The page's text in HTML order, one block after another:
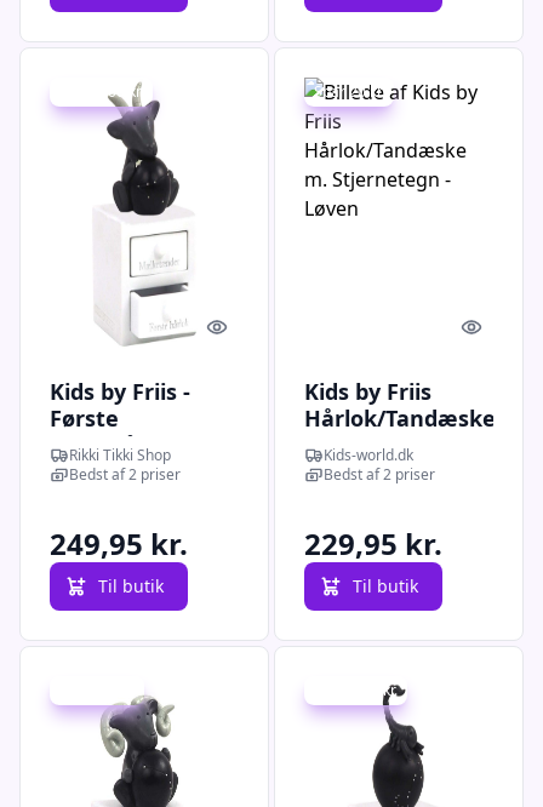
Spar -100 kr.
Quick look
Kids by Friis -
Første
tand/hårlok,
stenbukken
Rikki Tikki Shop
Bedst af 2 priser
249,95 kr.
Til butik
Spar 20 kr.
Quick
Kids by Friis
Hårlok/Tandæske
m. Stjernetegn -
Løven
Kids-world.dk
Bedst af 2 priser
229,95 kr.
Til butik
Spar -190 kr.